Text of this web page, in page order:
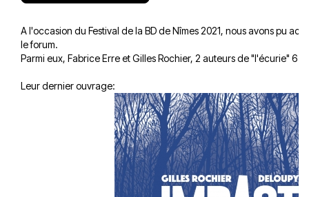
A l'occasion du Festival de la BD de Nîmes 2021, nous avons pu
le forum.
Parmi eux, Fabrice Erre et Gilles Rochier, 2 auteurs de "l'écurie" 6
Leur dernier ouvrage: